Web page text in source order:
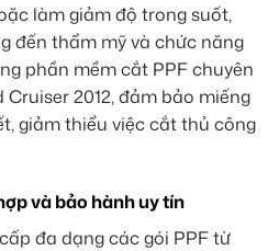
làm giảm độ trong suốt,
đến thẩm mỹ và chức năng
phần mềm cắt PPF chuyên
2012, đảm bảo miếng
giảm thiểu việc cắt thủ công
và bảo hành uy tín
đa dạng các gói PPF từ